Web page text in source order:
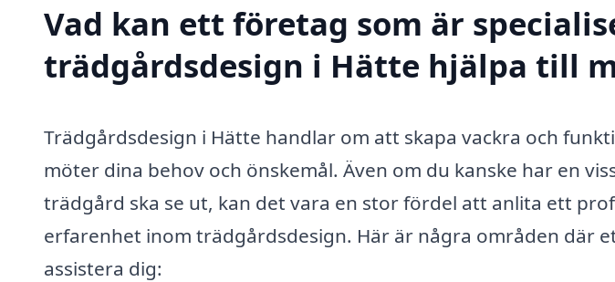
Vad kan ett företag som är
trädgårdsdesign i Hätte hjälpa till
Trädgårdsdesign i Hätte handlar om att skapa vackra och
möter dina behov och önskemål. Även om du kanske har en
trädgård ska se ut, kan det vara en stor fördel att anlita ett
erfarenhet inom trädgårdsdesign. Här är några områden där
assistera dig: